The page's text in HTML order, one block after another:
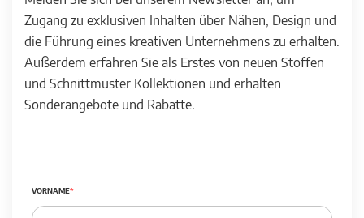
Zugang zu exklusiven Inhalten über Nähen, Design und
die Führung eines kreativen Unternehmens zu erhalten.
Außerdem erfahren Sie als Erstes von neuen Stoffen
und Schnittmuster Kollektionen und erhalten
Sonderangebote und Rabatte.
VORNAME